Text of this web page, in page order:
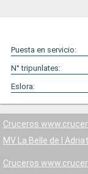
Puesta en servicio:
N° tripunlates:
Eslora:
Cruceros
MV La Belle de l
Cruceros